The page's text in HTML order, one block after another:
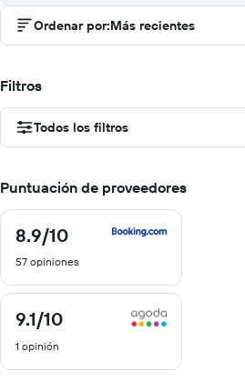
Ordenar por:Más recientes
Filtros
Todos los filtros
Puntuación de proveedores
8.9/10
8.9
10
57 opiniones
9.1/10
9.1
10
1 opinión